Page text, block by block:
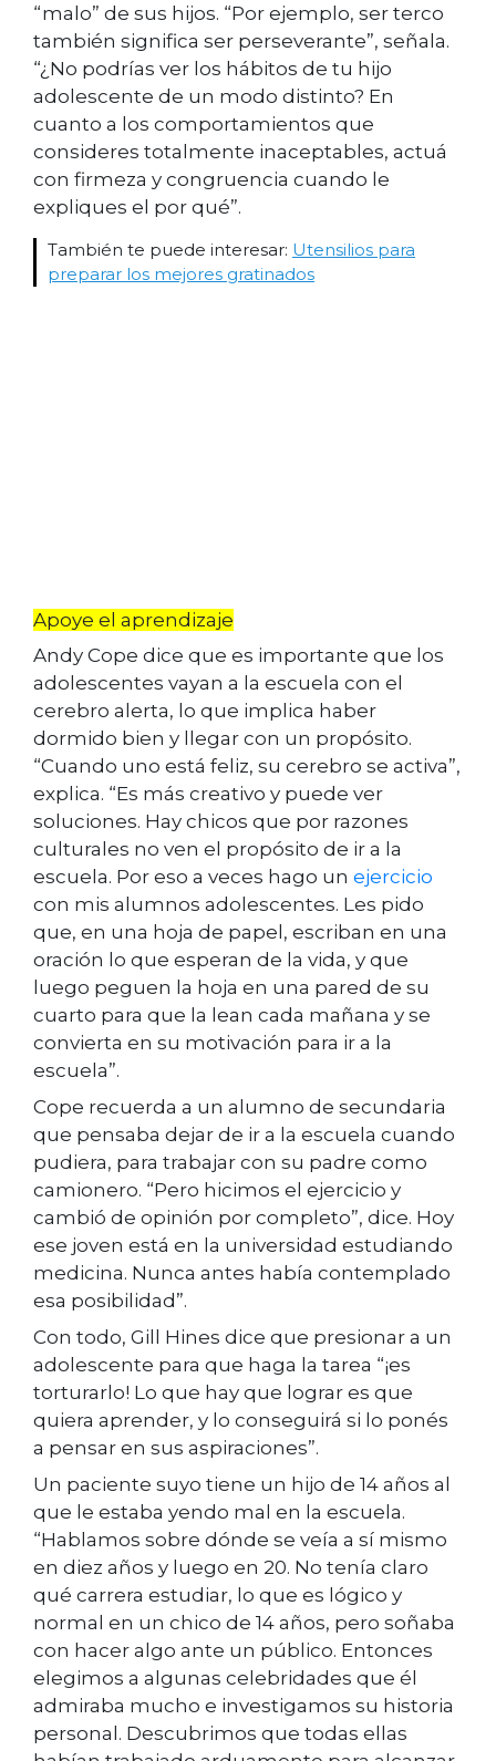
“malo” de sus hijos. “Por ejemplo, ser terco
también significa ser perseverante”, señala.
“¿No podrías ver los hábitos de tu hijo
adolescente de un modo distinto? En
cuanto a los comportamientos que
consideres totalmente inaceptables, actuá
con firmeza y congruencia cuando le
expliques el por qué”.
También te puede interesar: Utensilios para
preparar los mejores gratinados
Apoye el aprendizaje
Andy Cope dice que es importante que los
adolescentes vayan a la escuela con el
cerebro alerta, lo que implica haber
dormido bien y llegar con un propósito.
“Cuando uno está feliz, su cerebro se activa”,
explica. “Es más creativo y puede ver
soluciones. Hay chicos que por razones
culturales no ven el propósito de ir a la
escuela. Por eso a veces hago un ejercicio
con mis alumnos adolescentes. Les pido
que, en una hoja de papel, escriban en una
oración lo que esperan de la vida, y que
luego peguen la hoja en una pared de su
cuarto para que la lean cada mañana y se
convierta en su motivación para ir a la
escuela”.
Cope recuerda a un alumno de secundaria
que pensaba dejar de ir a la escuela cuando
pudiera, para trabajar con su padre como
camionero. “Pero hicimos el ejercicio y
cambió de opinión por completo”, dice. Hoy
ese joven está en la universidad estudiando
medicina. Nunca antes había contemplado
esa posibilidad”.
Con todo, Gill Hines dice que presionar a un
adolescente para que haga la tarea “¡es
torturarlo! Lo que hay que lograr es que
quiera aprender, y lo conseguirá si lo ponés
a pensar en sus aspiraciones”.
Un paciente suyo tiene un hijo de 14 años al
que le estaba yendo mal en la escuela.
“Hablamos sobre dónde se veía a sí mismo
en diez años y luego en 20. No tenía claro
qué carrera estudiar, lo que es lógico y
normal en un chico de 14 años, pero soñaba
con hacer algo ante un público. Entonces
elegimos a algunas celebridades que él
admiraba mucho e investigamos su historia
personal. Descubrimos que todas ellas